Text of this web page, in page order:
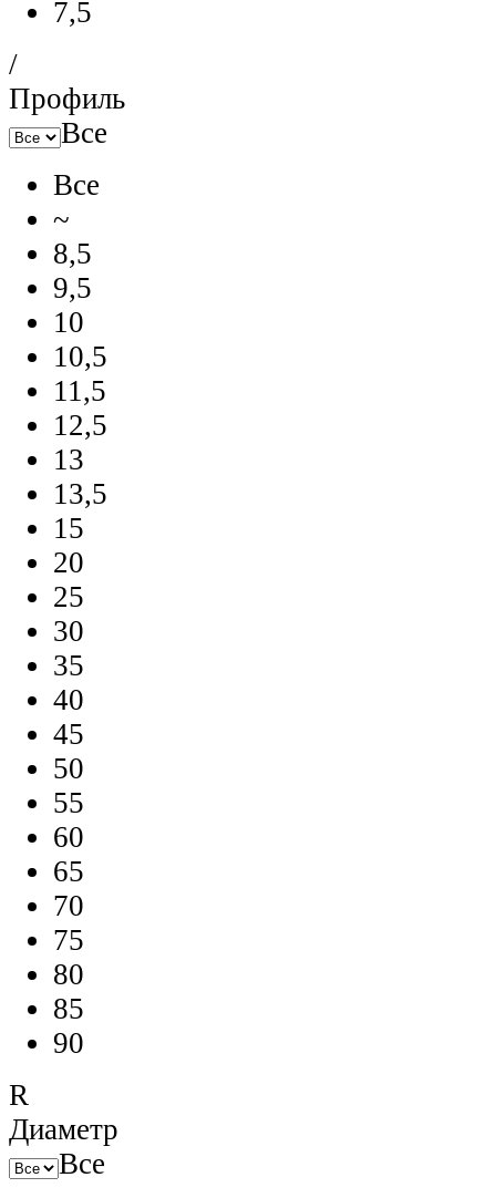
7,5
/
Профиль
Все
Все
~
8,5
9,5
10
10,5
11,5
12,5
13
13,5
15
20
25
30
35
40
45
50
55
60
65
70
75
80
85
90
R
Диаметр
Все